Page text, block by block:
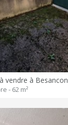
vendre à Besancon
- 62 m²